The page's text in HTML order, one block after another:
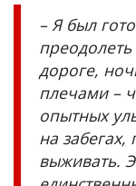
– Я был
дороге,
плечами –
опытных
на
выживать.